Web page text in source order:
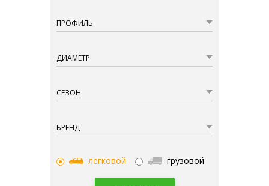
ПРОФИЛЬ
ДИАМЕТР
СЕЗОН
БРЕНД
легковой грузовой